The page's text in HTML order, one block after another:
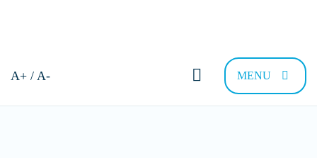
A+ / A- MENU
Bonjour et bienvenue !
Comment pouvons-nous vous